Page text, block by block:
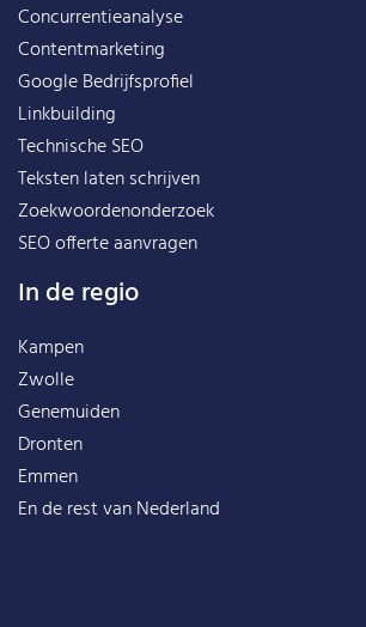
Concurrentieanalyse
Contentmarketing
Google Bedrijfsprofiel
Linkbuilding
Technische SEO
Teksten laten schrijven
Zoekwoordenonderzoek
SEO offerte aanvragen
In de regio
Kampen
Zwolle
Genemuiden
Dronten
Emmen
En de rest vanNederland